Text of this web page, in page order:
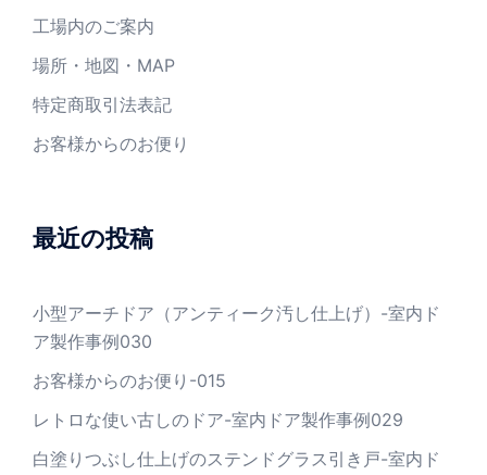
工場内のご案内
場所・地図・MAP
特定商取引法表記
お客様からのお便り
最近の投稿
小型アーチドア（アンティーク汚し仕上げ）-室内ド
ア製作事例030
お客様からのお便り-015
レトロな使い古しのドア-室内ドア製作事例029
白塗りつぶし仕上げのステンドグラス引き戸-室内ド